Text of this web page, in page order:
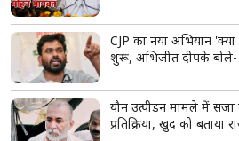
CJP का नया अभियान
शुरू, अभिजीत दीपके
यौन उत्पीड़न मामले में
प्रतिक्रिया, खुद को बताया